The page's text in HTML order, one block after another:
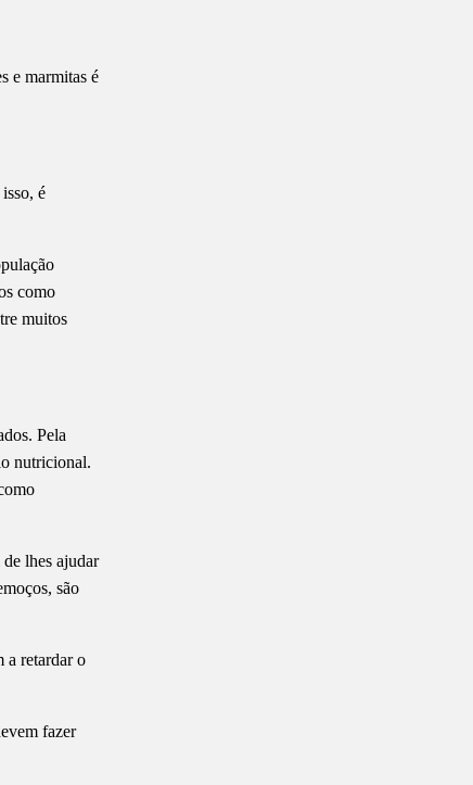
e marmitas é
é
como
muitos
Pela
nutricional.
lhes ajudar
são
a retardar o
fazer